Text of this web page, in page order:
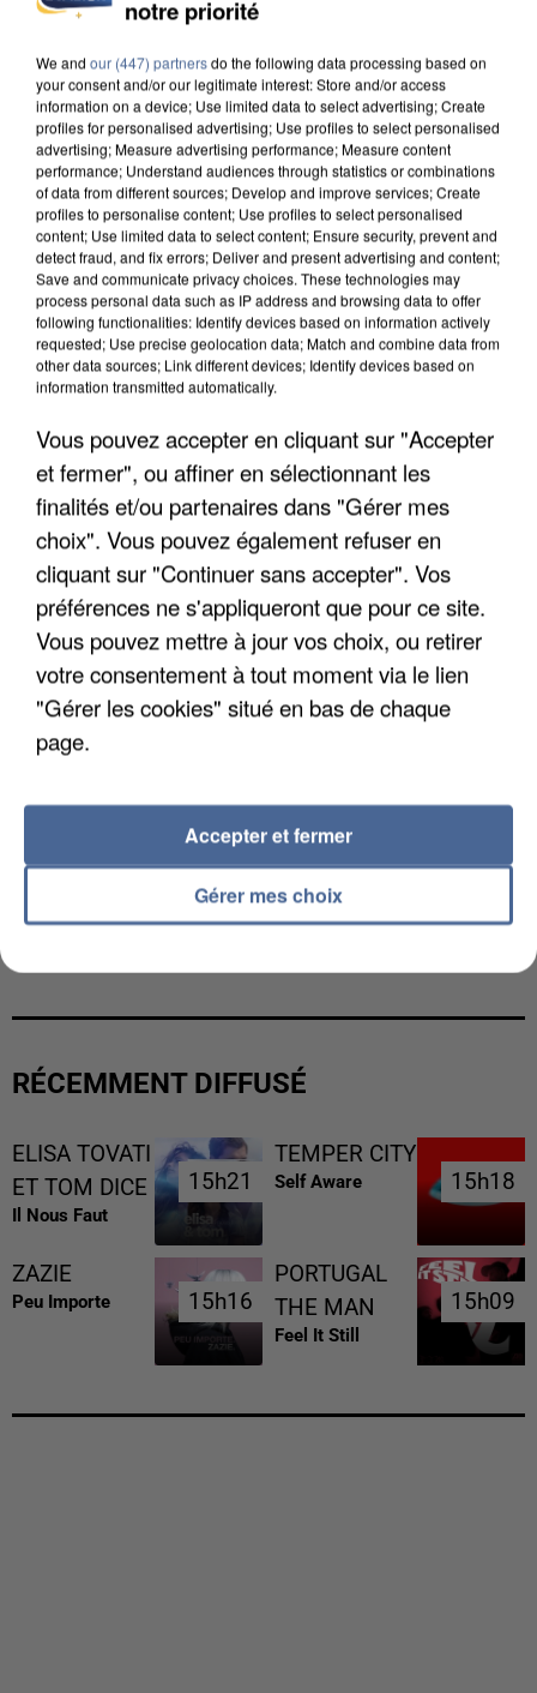
DE SOLIDARITÉ AVEC LES...
APRÈS TOUTES CES CANICULES, LES REFUGES
DE FAUNE SAUVAGE SONT...
L’UN DES FONDATEURS SUPPOSÉS DE LA DZ
RÉCEMMENT DIFFUSÉ
ELISA TOVATI
ET TOM DICE
Il Nous Faut
15h21
15h21
TEMPER CITY
Self Aware 15h18
15h18
ZAZIE
Peu Importe 15h16
15h16
PORTUGAL
THE MAN
Feel It Still
15h09
15h09
notre priorité
We and our (447) partnersdo the following data processing based on
your consent and/or our legitimate interest: Store and/or access
information on a device; Use limited data to select advertising; Create
profiles for personalised advertising; Use profiles to select personalised
advertising; Measure advertising performance; Measure content
performance; Understand audiences through statistics or combinations
of data from different sources; Develop and improve services; Create
profiles to personalise content; Use profiles to select personalised
content; Use limited data to select content; Ensure security, prevent and
detect fraud, and fix errors; Deliver and present advertising and content;
Save and communicate privacy choices. These technologies may
process personal data such as IP address and browsing data to offer
following functionalities: Identify devices based on information actively
requested; Use precise geolocation data; Match and combine data from
other data sources; Link different devices; Identify devices based on
information transmitted automatically.
Vous pouvez accepter en cliquant sur "Accepter
et fermer", ou affiner en sélectionnant les
finalités et/ou partenaires dans "Gérer mes
choix". Vous pouvez également refuser en
cliquant sur "Continuer sans accepter". Vos
préférences ne s'appliqueront que pour ce site.
Vous pouvez mettre à jour vos choix, ou retirer
votre consentement à tout moment via le lien
"Gérer les cookies" situé en bas de chaque
page.
Gérer mes choix
Accepter et fermer